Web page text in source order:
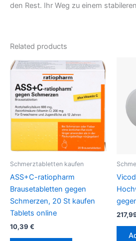
den Rest. Ihr Weg zu einem
Related products
Schmerztabletten kaufen
ASS+C-ratiopharm
Brausetabletten gegen
Schmerzen, 20 St kaufen
Tablets online
10,39 €